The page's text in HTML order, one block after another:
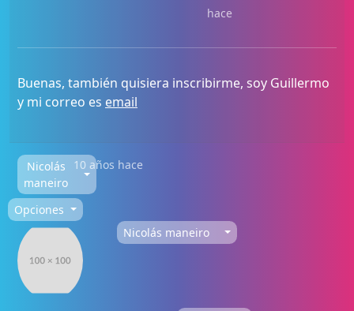
hace
Buenas, también quisiera inscribirme, soy Guillermo
y mi correo es email
Nicolás
maneiro
10 años hace
Opciones
Nicolás maneiro